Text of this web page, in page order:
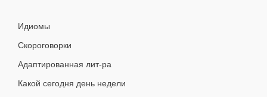
Идиомы
Скороговорки
Адаптированная лит-ра
Какой сегодня день недели